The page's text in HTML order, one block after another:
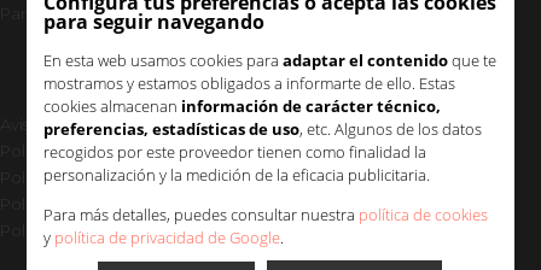
para seguir navegando
En esta web usamos cookies para adaptar el contenidoque te
mostramos y estamos obligados a informarte de ello. Estas
cookies almacenan información de carácter técnico,
preferencias, estadísticas de uso, etc. Algunos de los datos
recogidos por este proveedor tienen como finalidad la
personalización y la medición de la eficacia publicitaria.
Para más detalles, puedes consultar nuestra política de cookies
y política de privacidad de Google.
Para mejorar tu visibilidad
Aviso legal y política de privacidad
Política de cookies
Política de seguridad
Política Medioambiental Uup